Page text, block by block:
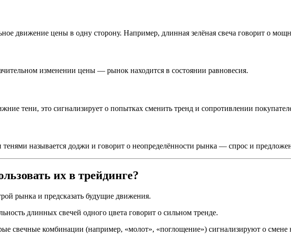
движение цены в одну сторону. Например, длинная зелёная свеча говорит о
изменении цены — рынок находится в состоянии равновесия.
тени, это сигнализирует о попытках сменить тренд и сопротивлении
называется доджи и говорит о неопределённости рынка — спрос и
их в трейдинге?
рынка и предсказать будущие движения.
длинных свечей одного цвета говорит о сильном тренде.
свечные комбинации (например, «молот», «поглощение») сигнализируют о смене